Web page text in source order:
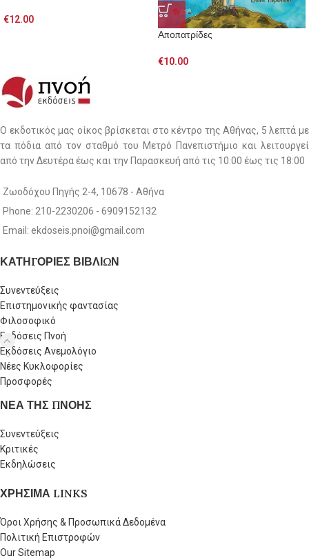
€12.00
Αποπατρίδες
€10.00
Ο εκδοτικός μας οίκος βρίσκεται στο κέντρο της Αθήνας, 5 λεπτά με
τα πόδια από τον σταθμό του Μετρό Πανεπιστήμιο και λειτουργεί
από την Δευτέρα έως και την Παρασκευή από τις 10:00 έως τις 18:00
Ζωοδόχου Πηγής 2-4, 10678 - Αθήνα
Phone: 210-2230206 - 6909152132
Email: ekdoseis.pnoi@gmail.com
ΚΑΤΗΓΟΡΙΕΣ ΒΙΒΛΙΩΝ
Συνεντεύξεις
Επιστημονικής φαντασίας
Φιλοσοφικό
Εκδόσεις Πνοή
Εκδόσεις Ανεμολόγιο
Νέες Κυκλοφορίες
Προσφορές
ΝΕΑ ΤΗΣ ΠΝΟΗΣ
Συνεντεύξεις
Κριτικές
Εκδηλώσεις
ΧΡΗΣΙΜΑ LINKS
Όροι Χρήσης & Προσωπικά Δεδομένα
Πολιτική Επιστροφών
Our Sitemap